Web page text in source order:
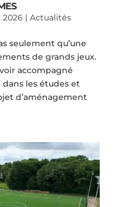
2026| Actualités
seulement qu’une
de grands jeux.
accompagné
les études et
d’aménagement